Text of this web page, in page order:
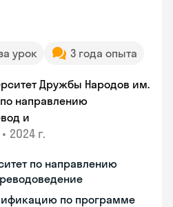
урок 3 года опыта
Дружбы Народов им.
направлению
и
• 2024 г.
по направлению
по программе